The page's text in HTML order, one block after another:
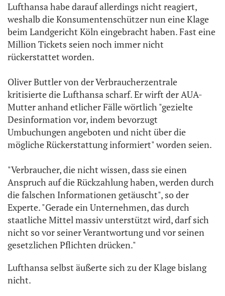
Lufthansa habe darauf allerdings nicht reagiert,
weshalb die Konsumentenschützer nun eine Klage
beim Landgericht Köln eingebracht haben. Fast eine
Million Tickets seien noch immer nicht
rückerstattet worden.
Oliver Buttler von der Verbraucherzentrale
kritisierte die Lufthansa scharf. Er wirft der AUA-
Mutter anhand etlicher Fälle wörtlich "gezielte
Desinformation vor, indem bevorzugt
Umbuchungen angeboten und nicht über die
mögliche Rückerstattung informiert" worden seien.
"Verbraucher, die nicht wissen, dass sie einen
Anspruch auf die Rückzahlung haben, werden durch
die falschen Informationen getäuscht", so der
Experte. "Gerade ein Unternehmen, das durch
staatliche Mittel massiv unterstützt wird, darf sich
nicht so vor seiner Verantwortung und vor seinen
gesetzlichen Pflichten drücken."
Lufthansa selbst äußerte sich zu der Klage bislang
nicht.